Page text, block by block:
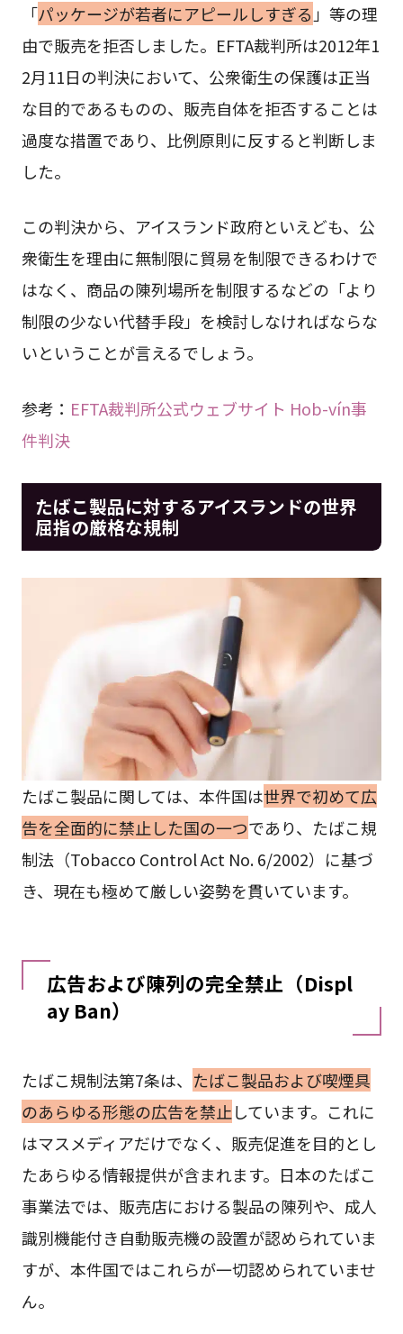
「パッケージが若者にアピールしすぎる 」等の理
由で販売を拒否しました。EFTA裁判所は2012年1
2月11日の判決において、公衆衛生の保護は正当
な目的であるものの、販売自体を拒否することは
過度な措置であり、比例原則に反すると判断しま
した。
この判決から、アイスランド政府といえども、公
衆衛生を理由に無制限に貿易を制限できるわけで
はなく、商品の陳列場所を制限するなどの「より
制限の少ない代替手段」を検討しなければならな
いということが言えるでしょう。
参考： EFTA裁判所公式ウェブサイト Hob-vín事
件判決
たばこ製品に対するアイスランドの世界
屈指の厳格な規制
たばこ製品に関しては、本件国は世界で初めて広
告を全面的に禁止した国の一つであり、たばこ規
制法（Tobacco Control Act No. 6/2002）に基づ
き、現在も極めて厳しい姿勢を貫いています。
広告および陳列の完全禁止（Displ
ay Ban）
たばこ規制法第7条は、 たばこ製品および喫煙具
のあらゆる形態の広告を禁止しています。これに
はマスメディアだけでなく、販売促進を目的とし
たあらゆる情報提供が含まれます。日本のたばこ
事業法では、販売店における製品の陳列や、成人
識別機能付き自動販売機の設置が認められていま
すが、本件国ではこれらが一切認められていませ
ん。